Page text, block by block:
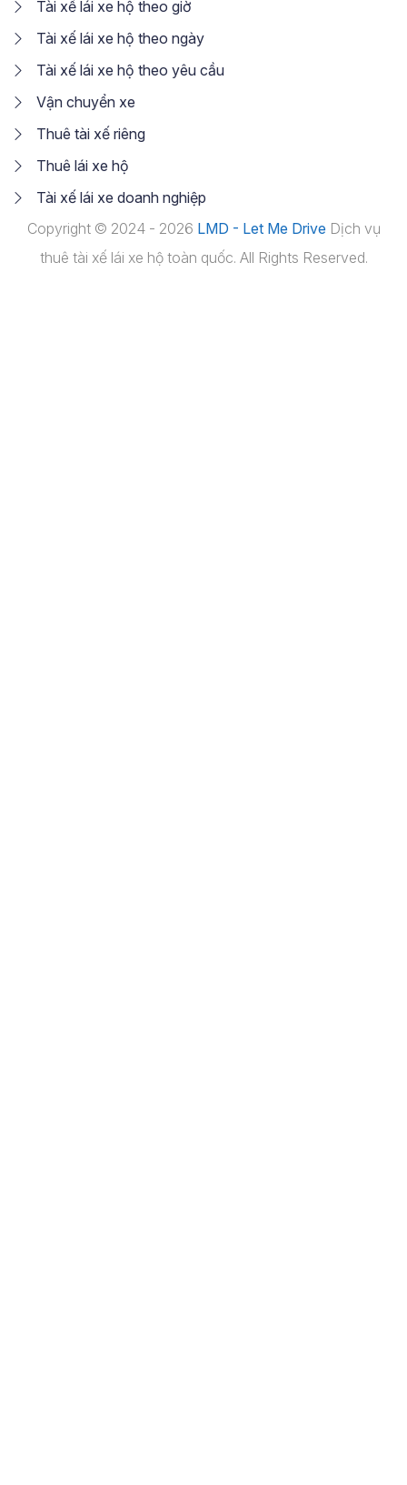
Tài xế lái xe hộ theo giờ
Tài xế lái xe hộ theo ngày
Tài xế lái xe hộ theo yêu cầu
Vận chuyển xe
Thuê tài xế riêng
Thuê lái xe hộ
Tài xế lái xe doanh nghiệp
Copyright © 2024 - 2026 LMD - Let Me Drive Dịch vụ
thuê tài xế lái xe hộ toàn quốc. All Rights Reserved.